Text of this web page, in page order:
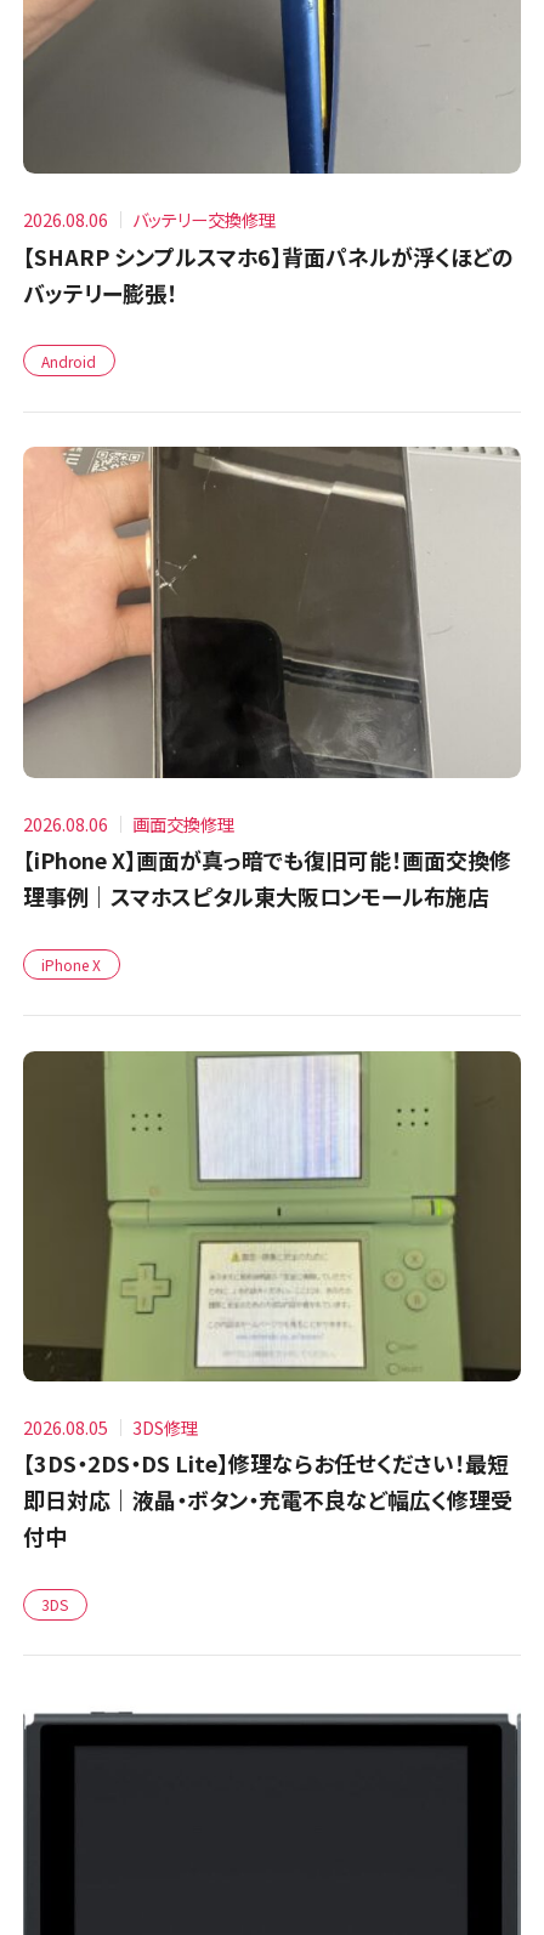
2026.08.06 バッテリー交換修理
【SHARP シンプルスマホ6】背面パネルが浮くほどの
バッテリー膨張！
Android
2026.08.06 画面交換修理
【iPhone X】画面が真っ暗でも復旧可能！画面交換修
理事例｜スマホスピタル東大阪ロンモール布施店
iPhone X
2026.08.05 3DS修理
【3DS・2DS・DS Lite】修理ならお任せください！最短
即日対応｜液晶・ボタン・充電不良など幅広く修理受
付中
3DS